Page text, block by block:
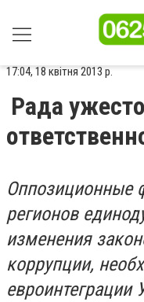
17:04, 18 квітня 2013 р.
Рада
Оппозиционные
регионов
изменения
коррупции,
евроинтеграции